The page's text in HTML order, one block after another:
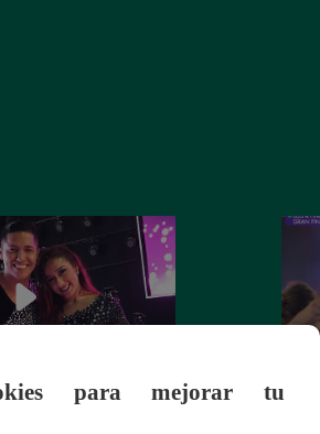
Baile 27 de octubre
para mejorar tu